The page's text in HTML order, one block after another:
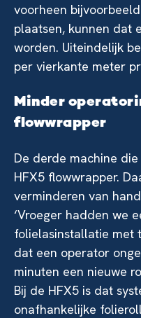
voorheen
plaatsen, kunnen dat
worden. Uiteindelijk
per vierkante meter
Minder
flowwrapper
De derde machine
HFX5 flowwrapper.
verminderen van
‘Vroeger hadden we
folielasinstallatie met
dat een operator
minuten een nieuwe
Bij de HFX5 is dat
onafhankelijke